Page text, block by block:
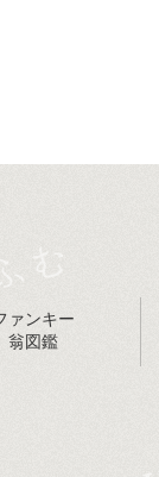
ァンキー
翁図鑑